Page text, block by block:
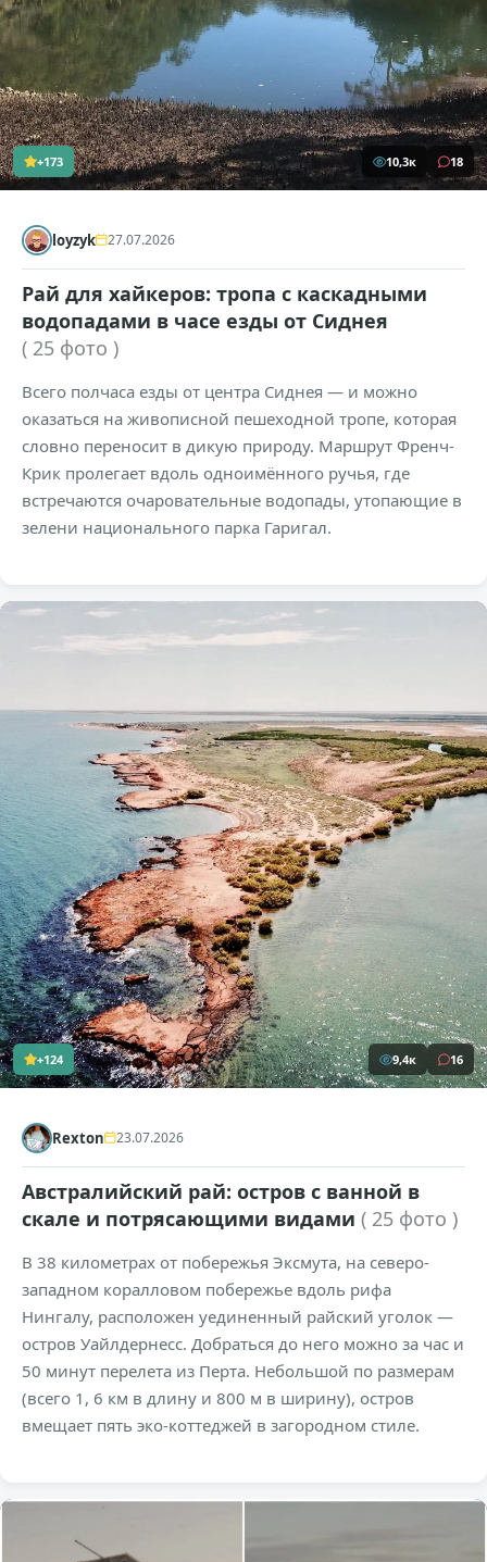
+173 10,3к 18
loyzyk 27.07.2026
Рай для хайкеров: тропа с каскадными
водопадами в часе езды от Сиднея
( 25 фото )
Всего полчаса езды от центра Сиднея — и можно
оказаться на живописной пешеходной тропе, которая
словно переносит в дикую природу. Маршрут Френч-
Крик пролегает вдоль одноимённого ручья, где
встречаются очаровательные водопады, утопающие в
зелени национального парка Гаригал.
+124 9,4к 16
Rexton 23.07.2026
Австралийский рай: остров с ванной в
скале и потрясающими видами ( 25 фото )
В 38 километрах от побережья Эксмута, на северо-
западном коралловом побережье вдоль рифа
Нингалу, расположен уединенный райский уголок —
остров Уайлдернесс. Добраться до него можно за час и
50 минут перелета из Перта. Небольшой по размерам
(всего 1, 6 км в длину и 800 м в ширину), остров
вмещает пять эко-коттеджей в загородном стиле.